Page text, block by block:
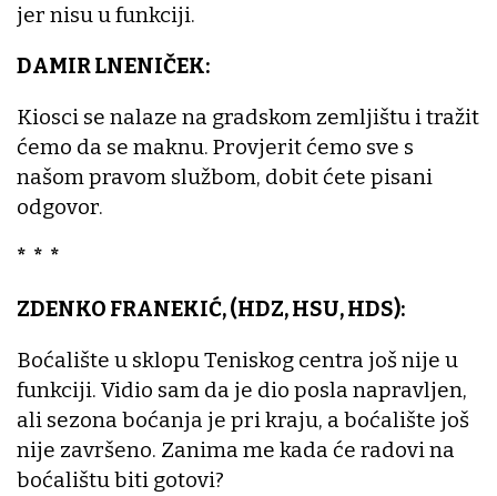
jer nisu u funkciji.
DAMIR LNENIČEK:
Kiosci se nalaze na gradskom zemljištu i tražit
ćemo da se maknu. Provjerit ćemo sve s
našom pravom službom, dobit ćete pisani
odgovor.
* * *
ZDENKO FRANEKIĆ, (HDZ, HSU, HDS):
Boćalište u sklopu Teniskog centra još nije u
funkciji. Vidio sam da je dio posla napravljen,
ali sezona boćanja je pri kraju, a boćalište još
nije završeno. Zanima me kada će radovi na
boćalištu biti gotovi?